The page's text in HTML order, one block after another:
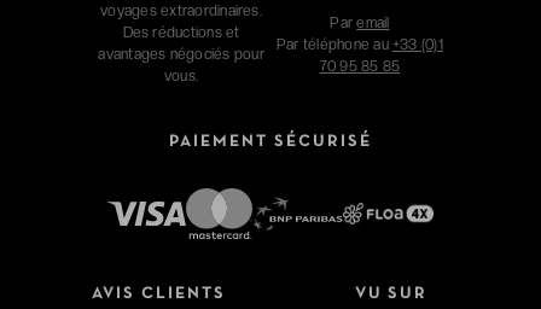
voyages extraordinaires.
Des réductions et
avantages négociés pour
vous.
Paremail
Par téléphone au +33 (0)1
70 95 85 85
PAIEMENT SÉCURISÉ
AVIS CLIENTS VU SUR